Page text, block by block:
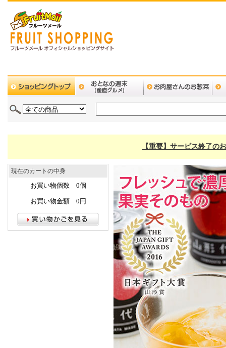
【重要】サービス終了の
現在のカートの中身
お買い物個数 0個
お買い物金額 0円